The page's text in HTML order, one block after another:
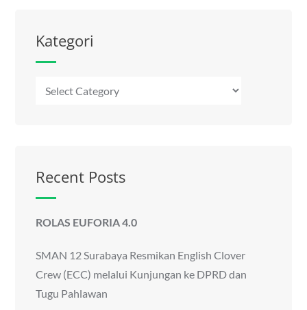
Kategori
Kategori
Recent Posts
ROLAS EUFORIA 4.0
SMAN 12 Surabaya Resmikan English Clover
Crew (ECC) melalui Kunjungan ke DPRD dan
Tugu Pahlawan